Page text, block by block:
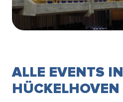
ALLE EVENTS IN
HÜCKELHOVEN